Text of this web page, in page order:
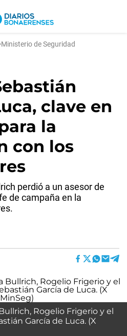
Ministerio de Seguridad
clave en
la
con los
perdió a un asesor de
de campaña en la
Rogelio Frigerio y el
García de Luca. (X